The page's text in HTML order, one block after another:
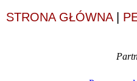
STRONA GŁÓWNA|